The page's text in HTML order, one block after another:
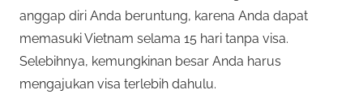
anggap diri Anda beruntung, karena Anda dapat
memasuki Vietnam selama 15 hari tanpa visa.
Selebihnya, kemungkinan besar Anda harus
mengajukan visa terlebih dahulu.